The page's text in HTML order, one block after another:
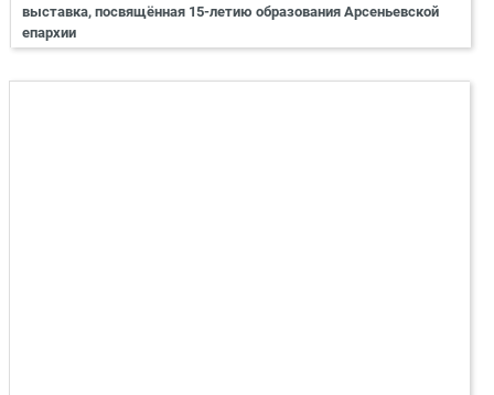
выставка, посвящённая 15-летию образования Арсеньевской
епархии